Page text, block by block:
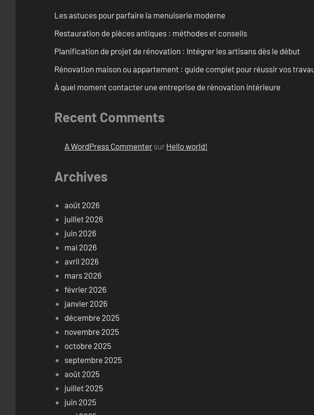
Les astuces pour parfaire la menuiserie moderne
Restauration de pièces antiques : méthodes et conseils
Planification de projet de rénovation : Intégrer les artisans dès le début
Rénovation maison ou appartement : guide complet pour réussir vos
À quel moment contacter une entreprise de rénovation intérieure
Recent Comments
A WordPress Commenter sur Hello world!
Archives
août 2026
juillet 2026
juin 2026
mai 2026
avril 2026
mars 2026
février 2026
janvier 2026
décembre 2025
novembre 2025
octobre 2025
septembre 2025
août 2025
juillet 2025
juin 2025